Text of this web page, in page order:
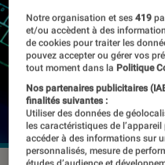
Notre organisation et ses419
et/ou accèdent à des
de cookies pour traiter les
pouvez accepter ou gérer vos
tout moment dans la Politique
Nos partenaires publicitaires
finalités suivantes :
Utiliser des données de
les caractéristiques de
accéder à des informations sur
personnalisés, mesure de